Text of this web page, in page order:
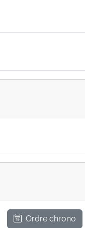
Ordre chrono